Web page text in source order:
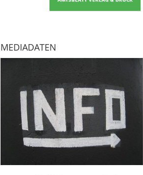
MEDIADATEN